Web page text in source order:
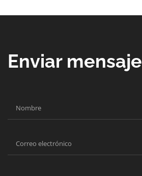
Enviar mensaje_